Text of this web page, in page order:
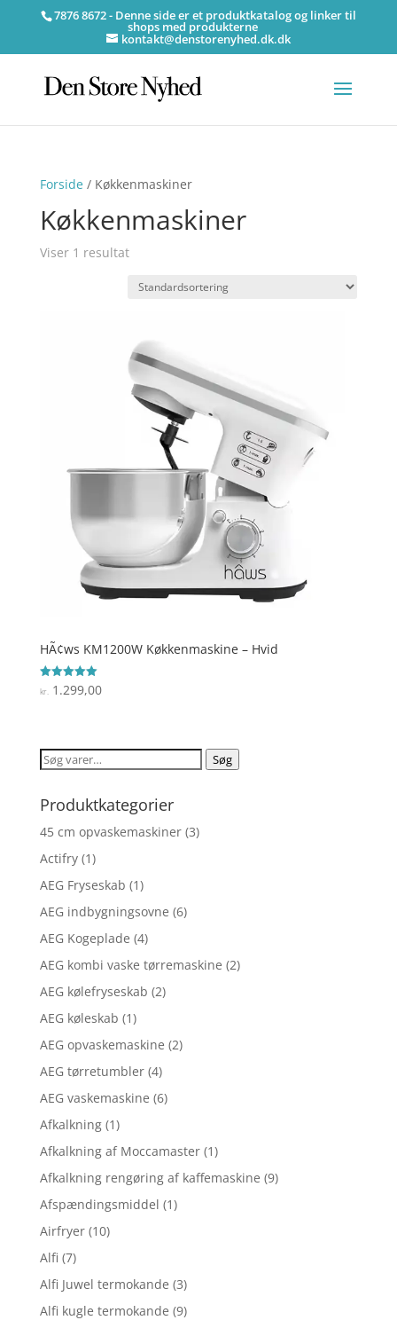
7876 8672 - Denne side er et produktkatalog og linker til
shops med produkterne
kontakt@denstorenyhed.dk.dk
Forside/ Køkkenmaskiner
Køkkenmaskiner
Viser 1 resultat
HÃ¢ws KM1200W Køkkenmaskine – Hvid
Vurderet
5
kr.1.299,00
Søg
Søg
Produktkategorier
45 cm opvaskemaskiner (3)
Actifry (1)
AEG Fryseskab (1)
AEG indbygningsovne (6)
AEG Kogeplade (4)
AEG kombi vaske tørremaskine (2)
AEG kølefryseskab (2)
AEG køleskab (1)
AEG opvaskemaskine (2)
AEG tørretumbler (4)
AEG vaskemaskine (6)
Afkalkning (1)
Afkalkning af Moccamaster (1)
Afkalkning rengøring af kaffemaskine (9)
Afspændingsmiddel (1)
Airfryer (10)
Alfi (7)
Alfi Juwel termokande (3)
Alfi kugle termokande (9)